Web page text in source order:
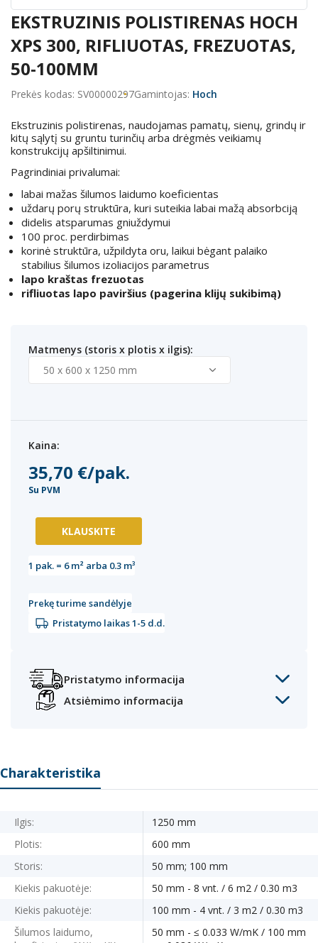
EKSTRUZINIS POLISTIRENAS HOCH
XPS 300, RIFLIUOTAS, FREZUOTAS,
50-100MM
Prekės kodas: SV00000297Gamintojas: Hoch
Ekstruzinis polistirenas, naudojamas pamatų, sienų, grindų ir
kitų sąlytį su gruntu turinčių arba drėgmės veikiamų
konstrukcijų apšiltinimui.
Pagrindiniai privalumai:
labai mažas šilumos laidumo koeficientas
uždarų porų struktūra, kuri suteikia labai mažą absorbciją
didelis atsparumas gniuždymui
100 proc. perdirbimas
korinė struktūra, užpildyta oru, laikui bėgant palaiko
stabilius šilumos izoliacijos parametrus
lapo kraštas frezuotas
rifliuotas lapo paviršius (pagerina klijų sukibimą)
Matmenys (storis x plotis x ilgis):
Kaina:
35,70 €/pak.
Su PVM
KLAUSKITE
1 pak. = 6 m² arba 0.3 m³
Prekę turime sandėlyje
Pristatymo laikas 1-5 d.d.
Pristatymo informacija
Atsiėmimo informacija
Charakteristika
Ilgis:
1250 mm
Plotis:
600 mm
Storis:
50 mm; 100 mm
Kiekis pakuotėje:
50 mm - 8 vnt. / 6 m2 / 0.30 m3
Kiekis pakuotėje:
100 mm - 4 vnt. / 3 m2 / 0.30 m3
Šilumos laidumo,
50 mm - ≤ 0.033 W/mK / 100 mm